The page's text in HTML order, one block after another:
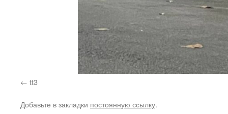
tt3
Добавьте в закладки постоянную ссылку.